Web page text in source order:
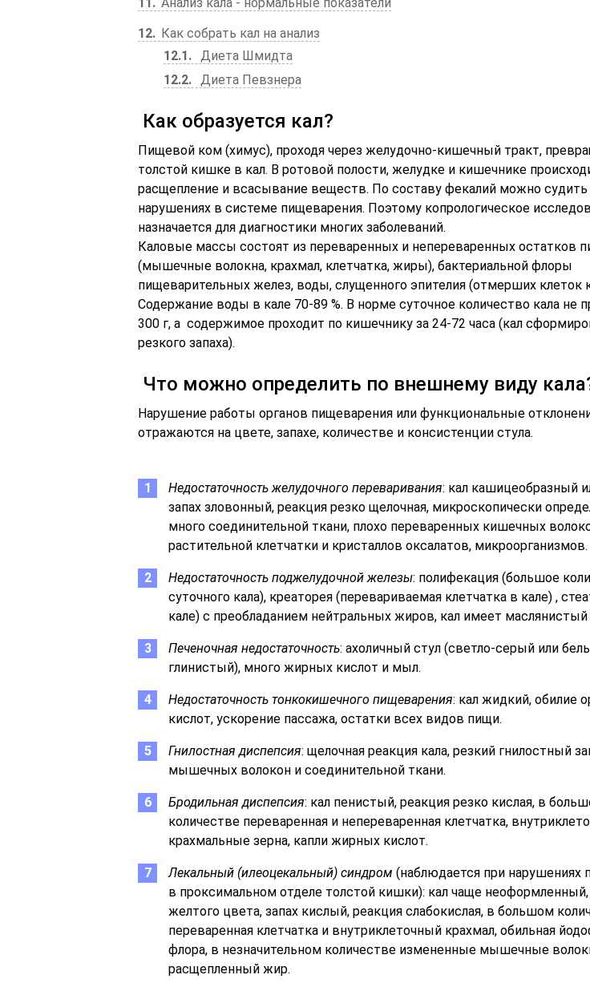
12
Как собрать кал на анализ
12.1
Диета Шмидта
12.2
Диета Певзнера
Как образуется кал?
Пищевой ком (химус), проходя через желудочно-кишечный тракт,
толстой кишке в кал. В ротовой полости, желудке и кишечнике
расщепление и всасывание веществ. По составу фекалий можно судить
нарушениях в системе пищеварения. Поэтому копрологическое
назначается для диагностики многих заболеваний.
Каловые массы состоят из переваренных и непереваренных остатков
(мышечные волокна, крахмал, клетчатка, жиры), бактериальной флоры
пищеварительных желез, воды, слущенного эпителия (отмерших клеток
Содержание воды в кале 70-89 %. В норме суточное количество кала не
300 г, а содержимое проходит по кишечнику за 24-72 часа (кал
резкого запаха).
Что можно определить по внешнему виду
Нарушение работы органов пищеварения или функциональные
отражаются на цвете, запахе, количестве и консистенции стула.
Недостаточность желудочного переваривания: кал кашицеобразный
запах зловонный, реакция резко щелочная, микроскопически
много соединительной ткани, плохо переваренных кишечных
растительной клетчатки и кристаллов оксалатов, микроорганизмов.
Недостаточность поджелудочной железы: полифекация (большое
суточного кала), креаторея (перевариваемая клетчатка в кале) ,
кале) с преобладанием нейтральных жиров, кал имеет маслянистый
Печеночная недостаточность: ахоличный стул (светло-серый или
глинистый), много жирных кислот и мыл.
Недостаточность тонкокишечного пищеварения: кал жидкий, обилие
кислот, ускорение пассажа, остатки всех видов пищи.
Гнилостная диспепсия: щелочная реакция кала, резкий гнилостный
мышечных волокон и соединительной ткани.
Бродильная диспепсия: кал пенистый, реакция резко кислая, в
количестве переваренная и непереваренная клетчатка,
крахмальные зерна, капли жирных кислот.
Лекальный (илеоцекальный) синдром (наблюдается при нарушениях
в проксимальном отделе толстой кишки): кал чаще неоформленный,
желтого цвета, запах кислый, реакция слабокислая, в большом
переваренная клетчатка и внутриклеточный крахмал, обильная
флора, в незначительном количестве измененные мышечные
расщепленный жир.